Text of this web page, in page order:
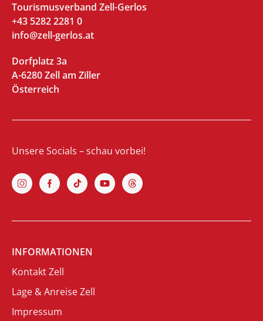
Tourismusverband Zell-Gerlos
+43 5282 2281 0
info@zell-gerlos.at
Dorfplatz 3a
A-6280 Zell am Ziller
Österreich
Unsere Socials – schau vorbei!
INFORMATIONEN
Kontakt Zell
Lage & Anreise Zell
Impressum